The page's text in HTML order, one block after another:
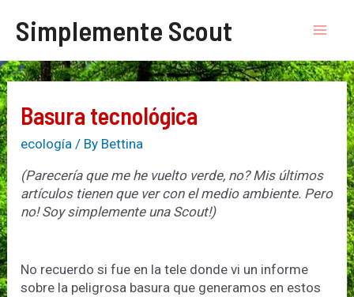
content
Simplemente Scout
Basura tecnológica
ecología / By Bettina
(Parecería que me he vuelto verde, no? Mis últimos
artículos tienen que ver con el medio ambiente. Pero
no! Soy simplemente una Scout!)
No recuerdo si fue en la tele donde vi un informe
sobre la peligrosa basura que generamos en estos